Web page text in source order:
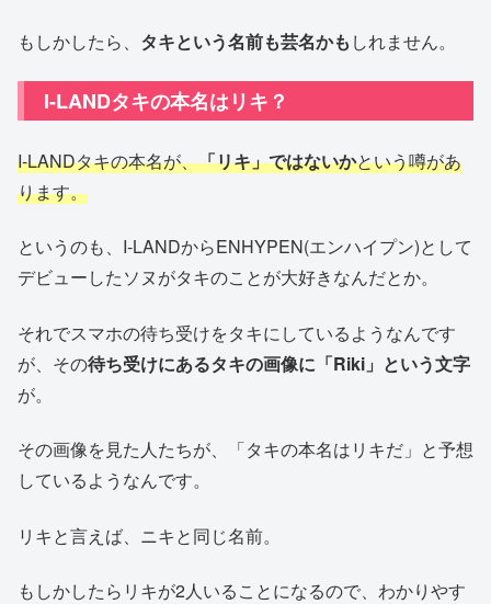
もしかしたら、 タキという名前も芸名かも しれません。
I-LANDタキの本名はリキ？
I-LANDタキの本名が、「リキ」ではないかという噂があ
ります。
というのも、I-LANDからENHYPEN(エンハイプン)として
デビューしたソヌがタキのことが大好きなんだとか。
それでスマホの待ち受けをタキにしているようなんです
が、その待ち受けにあるタキの画像に「Riki」という文字
が。
その画像を見た人たちが、「タキの本名はリキだ」と予想
しているようなんです。
リキと言えば、ニキと同じ名前。
もしかしたらリキが2人いることになるので、わかりやす